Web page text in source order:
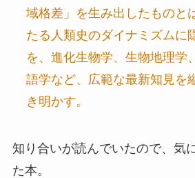
域格差」を生み出したものと
たる人類史のダイナミズムに
を、進化生物学、生物地理学
語学など、広範な最新知見を
き明かす。
知り合いが読んでいたので、気
た本。